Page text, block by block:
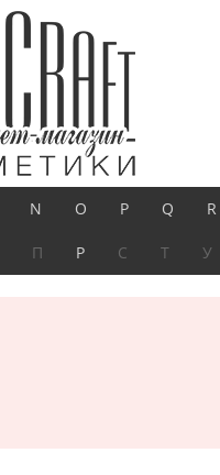
N O P Q R
П Р С Т У